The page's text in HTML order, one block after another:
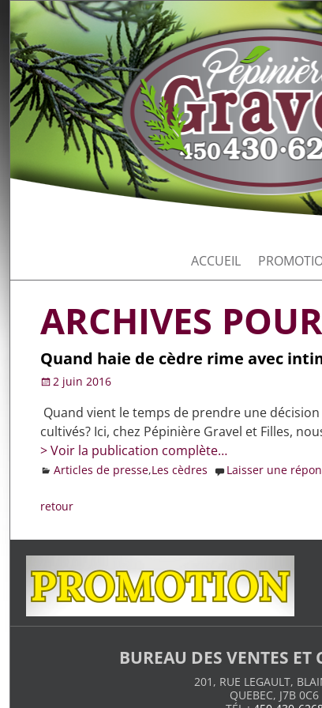
ACCUEIL
ARCHIVES
Quand haie de cèdre rime avec
2 juin 2016
Quand vient le temps de prendre une
cultivés? Ici, chez Pépinière Gravel et Filles,
> Voir la publication complète…
Articles de presse,Les cèdres Laisser une
retour
BUREAU DES VENTES ET
201, RUE LEGAULT,
QUEBEC, J7B 0C6